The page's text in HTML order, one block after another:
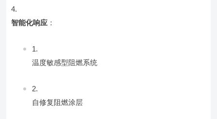
智能化响应 ：
温度敏感型阻燃系统
自修复阻燃涂层